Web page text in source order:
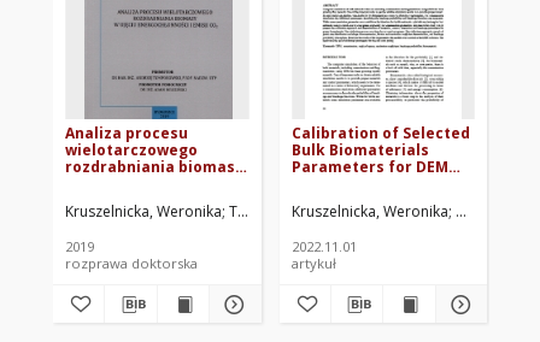
Analiza procesu
wielotarczowego
rozdrabniania biomasy
energochłonności i
emisji CO2
Kruszelnicka, Weronika Tomporowski, Andrzej. Promotor
2019
rozprawa doktorska
Calibration of Selected
Bulk Biomaterials
Parameters for DEM
Comminution Process.
Case Study - Corn and
Kruszelnicka, Weronika Diviš, Jan
2022.11.01
artykuł